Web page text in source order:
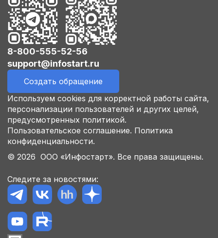
8-800-555-52-56
support@infostart.ru
Создать обращение
Используем cookies для корректной работы сайта,
персонализации пользователей и других целей,
предусмотренных политикой.
Пользовательское соглашение. Политика
конфиденциальности.
© 2026 ООО «Инфостарт». Все права защищены.
Следите за новостями: